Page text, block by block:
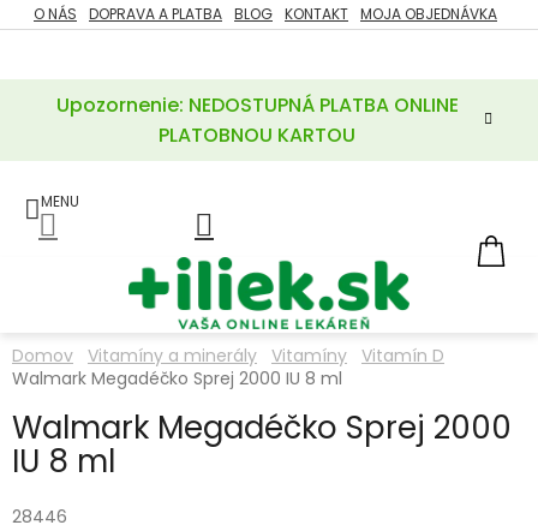
Prejsť
na
Upozornenie: NEDOSTUPNÁ PLATBA ONLINE
PLATOBNOU KARTOU
O NÁS DOPRAVA A PLATBA BLOG KONTAKT MOJA OBJEDNÁVKA
ZĽAVY
POTREBY
A
LIEKY
VITAMÍNY
MINERÁLY
Domov Vitamíny a minerály Vitamíny Vitamín D
Walmark Megadéčko Sprej 2000 IU 8 ml
Walmark Megadéčko Sprej 2000
IU 8 ml
28446